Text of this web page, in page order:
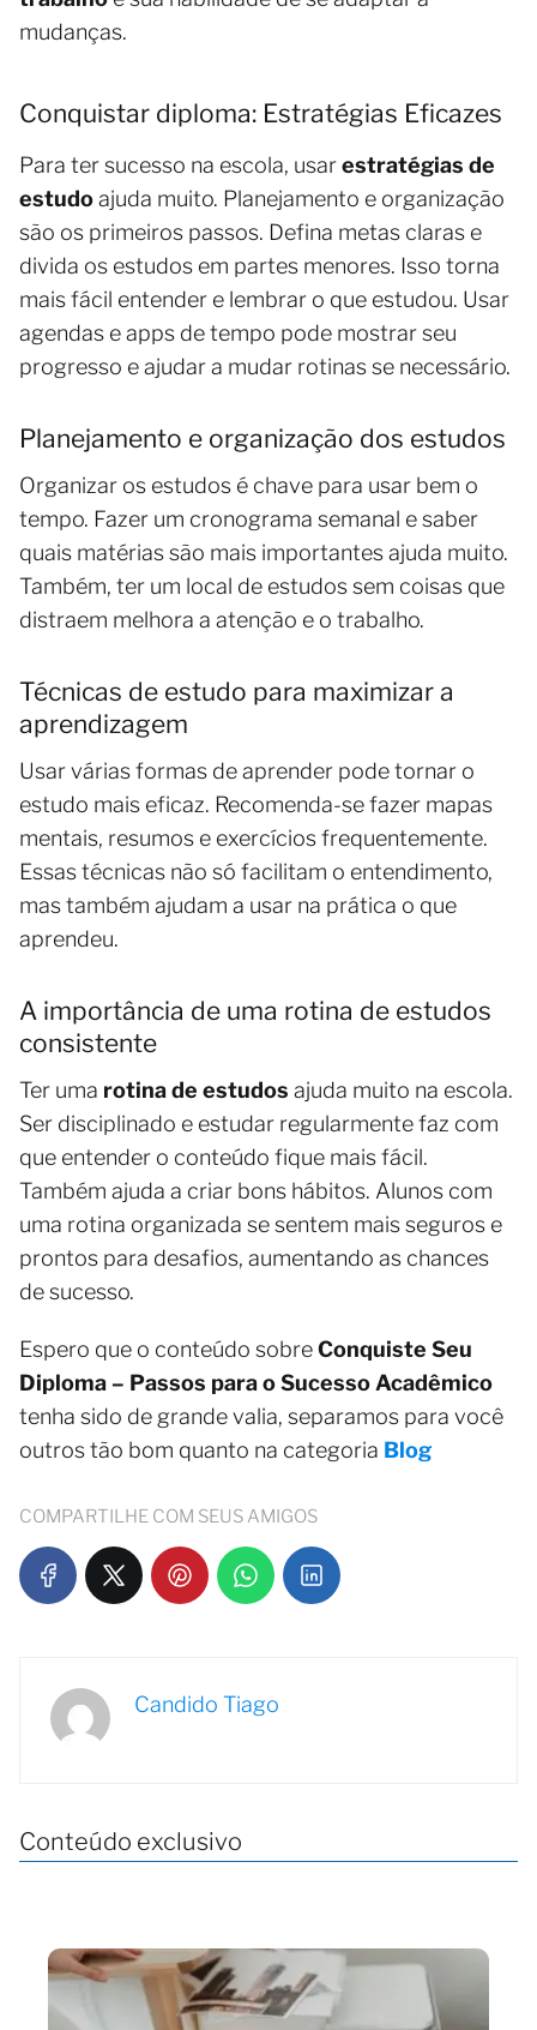
mudanças.
Conquistar diploma: Estratégias Eficazes
Para ter sucesso na escola, usarestratégias de
estudoajuda muito. Planejamento e organização
são os primeiros passos. Defina metas claras e
divida os estudos em partes menores. Isso torna
mais fácil entender e lembrar o que estudou. Usar
agendas e apps de tempo pode mostrar seu
progresso e ajudar a mudar rotinas se necessário.
Planejamento e organização dos estudos
Organizar os estudos é chave para usar bem o
tempo. Fazer um cronograma semanal e saber
quais matérias são mais importantes ajuda muito.
Também, ter um local de estudos sem coisas que
distraem melhora a atenção e o trabalho.
Técnicas de estudo para maximizar a
aprendizagem
Usar várias formas de aprender pode tornar o
estudo mais eficaz. Recomenda-se fazer mapas
mentais, resumos e exercícios frequentemente.
Essas técnicas não só facilitam o entendimento,
mas também ajudam a usar na prática o que
aprendeu.
A importância de uma rotina de estudos
consistente
Ter uma rotina de estudos ajuda muito na escola.
Ser disciplinado e estudar regularmente faz com
que entender o conteúdo fique mais fácil.
Também ajuda a criar bons hábitos. Alunos com
uma rotina organizada se sentem mais seguros e
prontos para desafios, aumentando as chances
de sucesso.
Espero que o conteúdo sobreConquiste Seu
Diploma – Passos para o Sucesso Acadêmico
tenha sido de grande valia, separamos para você
outros tão bom quanto na categoria Blog
COMPARTILHE COM SEUS AMIGOS
Candido Tiago
Conteúdo exclusivo